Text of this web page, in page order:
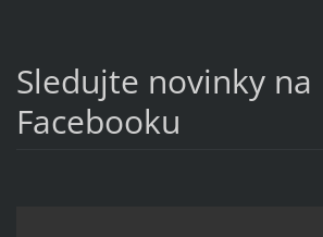
Sledujte novinky na
Facebooku